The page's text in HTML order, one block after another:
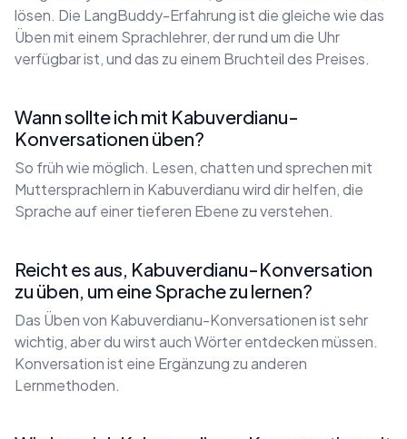
lösen. Die LangBuddy-Erfahrung ist die gleiche wie das
Üben mit einem Sprachlehrer, der rund um die Uhr
verfügbar ist, und das zu einem Bruchteil des Preises.
Wann sollte ich mit Kabuverdianu-
Konversationen üben?
So früh wie möglich. Lesen, chatten und sprechen mit
Muttersprachlern in Kabuverdianu wird dir helfen, die
Sprache auf einer tieferen Ebene zu verstehen.
Reicht es aus, Kabuverdianu-Konversation
zu üben, um eine Sprache zu lernen?
Das Üben von Kabuverdianu-Konversationen ist sehr
wichtig, aber du wirst auch Wörter entdecken müssen.
Konversation ist eine Ergänzung zu anderen
Lernmethoden.